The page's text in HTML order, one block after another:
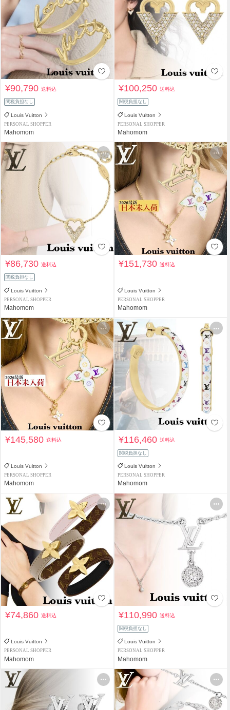
¥90,790送料込
関税負担なし
Louis Vuitton
PERSONAL SHOPPER
Mahomom
¥100,250送料込
関税負担なし
Louis Vuitton
PERSONAL SHOPPER
Mahomom
¥86,730送料込
関税負担なし
Louis Vuitton
PERSONAL SHOPPER
Mahomom
¥151,730送料込
Louis Vuitton
PERSONAL SHOPPER
Mahomom
¥145,580送料込
Louis Vuitton
PERSONAL SHOPPER
Mahomom
¥116,460送料込
関税負担なし
Louis Vuitton
PERSONAL SHOPPER
Mahomom
¥74,860送料込
Louis Vuitton
PERSONAL SHOPPER
Mahomom
¥110,990送料込
関税負担なし
Louis Vuitton
PERSONAL SHOPPER
Mahomom